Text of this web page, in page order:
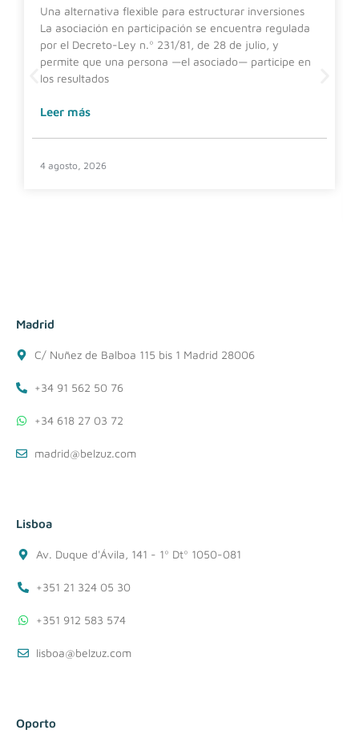
Una alternativa flexible para estructurar inversiones
La asociación en participación se encuentra regulada
por el Decreto-Ley n.º 231/81, de 28 de julio, y
permite que una persona —el asociado— participe en
los resultados
Leer más
4 agosto, 2026
Madrid
C/ Nuñez de Balboa 115 bis 1 Madrid 28006
+34 91 562 50 76
+34 618 27 03 72
madrid@belzuz.com
Lisboa
Av. Duque d'Ávila, 141 - 1º Dtº 1050-081
+351 21 324 05 30
+351 912 583 574
lisboa@belzuz.com
Oporto